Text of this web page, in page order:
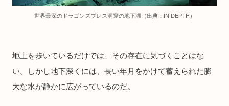
世界最深のドラゴンズブレス洞窟の地下湖（出典：IN DEPTH）
地上を歩いているだけでは、その存在に気づくことはな
い。しかし地下深くには、長い年月をかけて蓄えられた膨
大な水が静かに広がっているのだ。